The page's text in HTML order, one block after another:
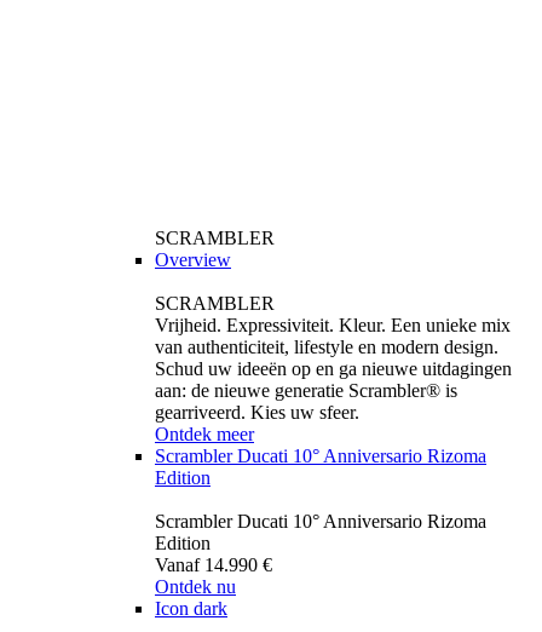
SCRAMBLER
Overview
SCRAMBLER
Vrijheid. Expressiviteit. Kleur. Een unieke mix
van authenticiteit, lifestyle en modern design.
Schud uw ideeën op en ga nieuwe uitdagingen
aan: de nieuwe generatie Scrambler® is
gearriveerd. Kies uw sfeer.
Ontdek meer
Scrambler Ducati 10° Anniversario Rizoma
Edition
Scrambler Ducati 10° Anniversario Rizoma
Edition
Vanaf 14.990 €
Ontdek nu
Icon dark